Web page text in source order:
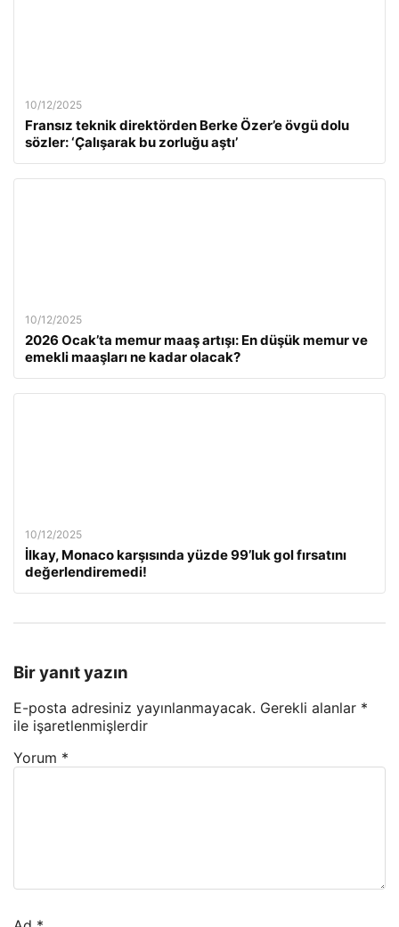
10/12/2025
Fransız teknik direktörden Berke Özer’e övgü dolu
sözler: ‘Çalışarak bu zorluğu aştı’
10/12/2025
2026 Ocak’ta memur maaş artışı: En düşük memur ve
emekli maaşları ne kadar olacak?
10/12/2025
İlkay, Monaco karşısında yüzde 99’luk gol fırsatını
değerlendiremedi!
Bir yanıt yazın
E-posta adresiniz yayınlanmayacak. Gerekli alanlar *
ile işaretlenmişlerdir
Yorum *